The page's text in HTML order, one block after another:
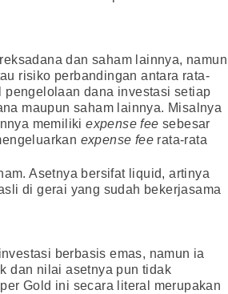
dan saham lainnya, namun
risiko perbandingan antara rata-
dana investasi setiap
maupun saham lainnya. Misalnya
memiliki expense feesebesar
expense fee rata-rata
Asetnya bersifat liquid, artinya
di gerai yang sudah bekerjasama
berbasis emas, namun ia
dan nilai asetnya pun tidak
Gold ini secara literal merupakan